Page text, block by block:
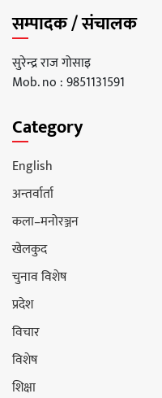
सम्पादक / संचालक
सुरेन्द्र राज गोसाइ
Mob. no : 9851131591
Category
English
अन्तर्वार्ता
कला–मनोरञ्जन
खेलकुद
चुनाव विशेष
प्रदेश
विचार
विशेष
शिक्षा